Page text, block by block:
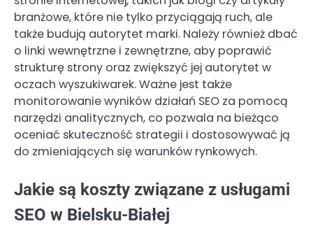
branżowe, które nie tylko przyciągają ruch, ale
także budują autorytet marki. Należy również dbać
o linki wewnętrzne i zewnętrzne, aby poprawić
strukturę strony oraz zwiększyć jej autorytet w
oczach wyszukiwarek. Ważne jest także
monitorowanie wyników działań SEO za pomocą
narzędzi analitycznych, co pozwala na bieżąco
oceniać skuteczność strategii i dostosowywać ją
do zmieniających się warunków rynkowych.
Jakie są koszty związane z usługami
SEO w Bielsku-Białej